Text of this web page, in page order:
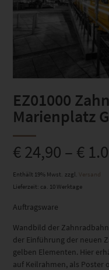
EZ01000
Marienplatz
€24,90 – €
Enthält 19% Mwst. zzgl.
Versand
Lieferzeit: ca. 10 Werktage
Auftragsware
Wandbild der
der Einführung der neuen
gelben Elementen. Hier
auf Keilrahmen, als Poster